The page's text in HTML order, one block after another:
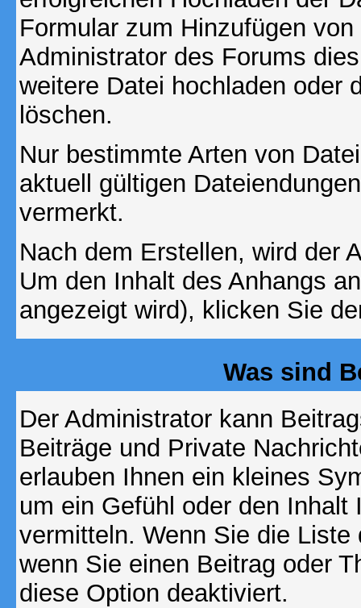
Formular zum Hinzufügen
Administrator des Forums
weitere Datei hochladen oder
löschen.
Nur bestimmte Arten von
aktuell gültigen
vermerkt.
Nach dem Erstellen, wird der
Um den Inhalt des Anhangs
angezeigt wird), klicken Sie
Was sind
Der Administrator kann
Beiträge und Private
erlauben Ihnen ein kleines
um ein Gefühl oder den
vermitteln. Wenn Sie die
wenn Sie einen Beitrag oder
diese Option deaktiviert.